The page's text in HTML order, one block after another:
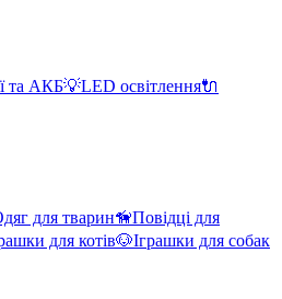
та АКБ💡LED освітлення🔌
для тварин🦮Повідці для
для котів🐶Іграшки для собак